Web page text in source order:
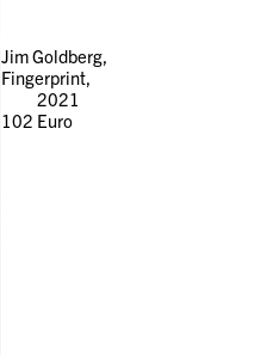
Jim Goldberg,
Fingerprint,
2021
102 Euro